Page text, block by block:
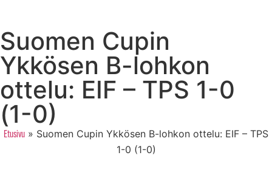
Suomen Cupin
Ykkösen B-lohkon
ottelu: EIF – TPS 1-0
(1-0)
Etusivu » Suomen Cupin Ykkösen B-lohkon ottelu: EIF – TPS
1-0 (1-0)